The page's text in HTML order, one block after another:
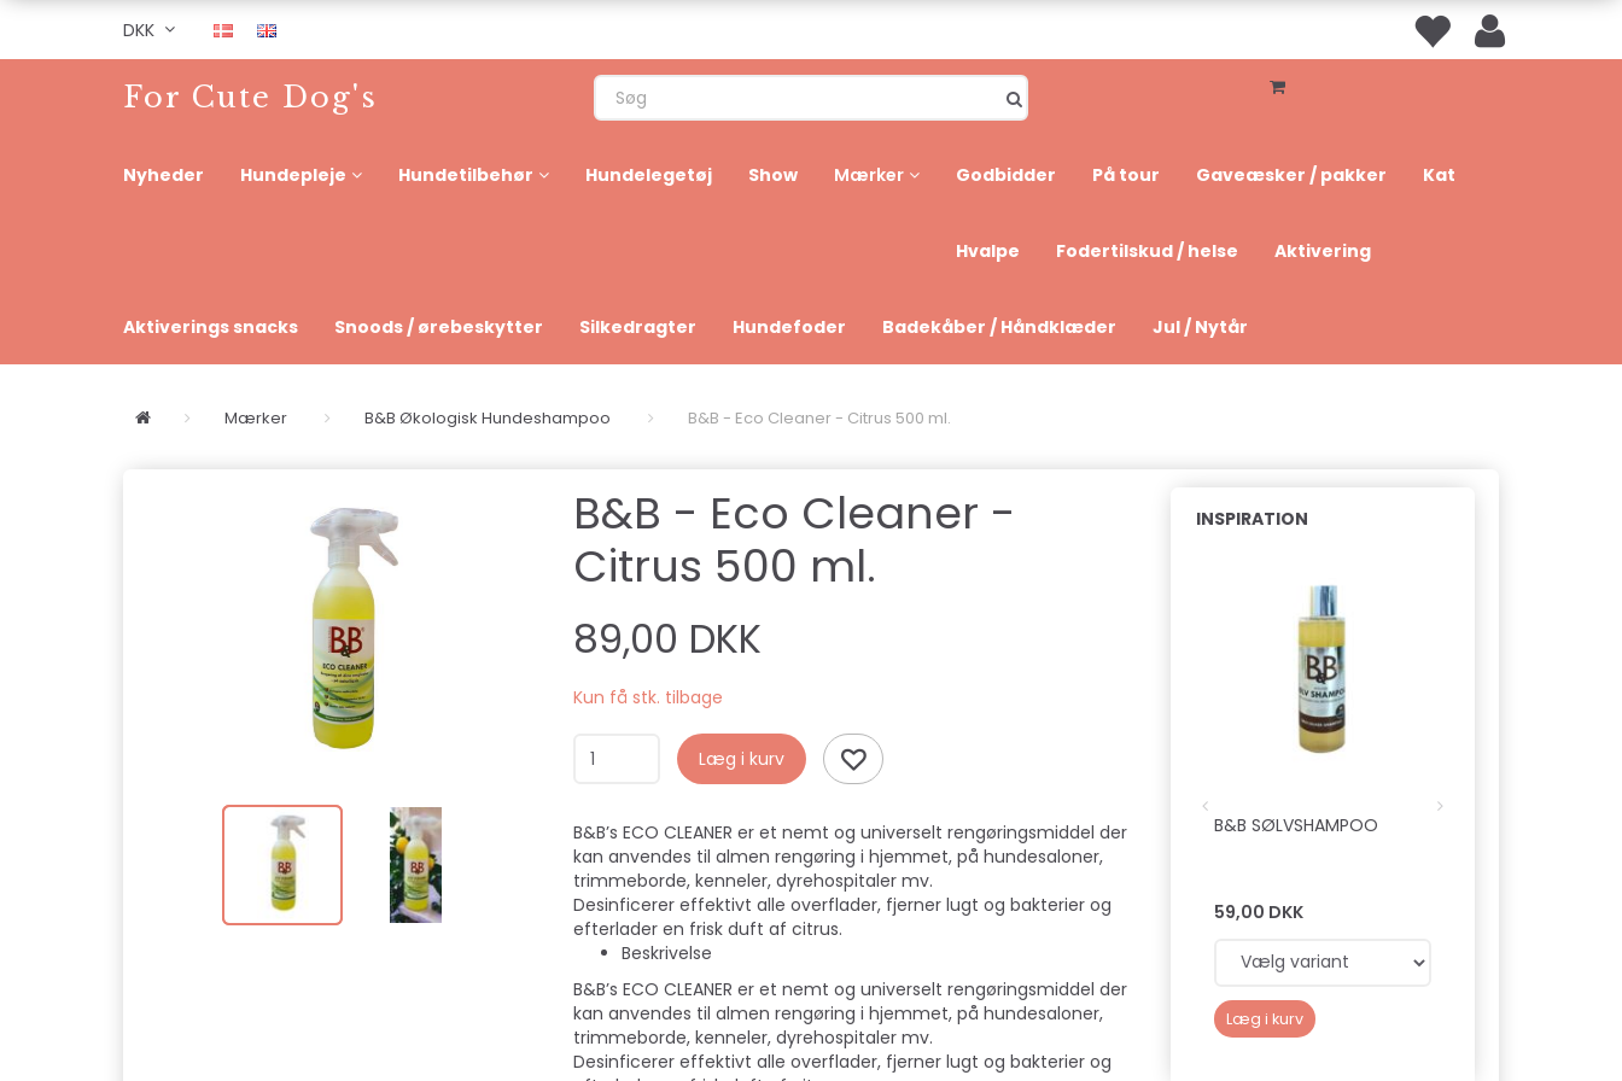
DKK
For Cute Dog's
Nyheder Hundepleje Hundetilbehør Hundelegetøj Show Mærker Godbidder På tour Gaveæsker / pakker Kat
Hvalpe Fodertilskud / helse Aktivering
Aktiverings snacks Snoods / ørebeskytter Silkedragter Hundefoder Badekåber / Håndklæder Jul / Nytår
Mærker B&B Økologisk Hundeshampoo B&B - Eco Cleaner - Citrus 500 ml.
B&B - Eco Cleaner -
Citrus 500 ml.
89,00 DKK
Kun få stk. tilbage
Læg i kurv
B&B’s ECO CLEANER er et nemt og universelt rengøringsmiddel der
kan anvendes til almen rengøring i hjemmet, på hundesaloner,
trimmeborde, kenneler, dyrehospitaler mv.
Desinficerer effektivt alle overflader, fjerner lugt og bakterier og
efterlader en frisk duft af citrus.
Beskrivelse
B&B’s ECO CLEANER er et nemt og universelt rengøringsmiddel der
kan anvendes til almen rengøring i hjemmet, på hundesaloner,
trimmeborde, kenneler, dyrehospitaler mv.
Desinficerer effektivt alle overflader, fjerner lugt og bakterier og
INSPIRATION
B&B SØLVSHAMPOO
59,00 DKK
Læg i kurv